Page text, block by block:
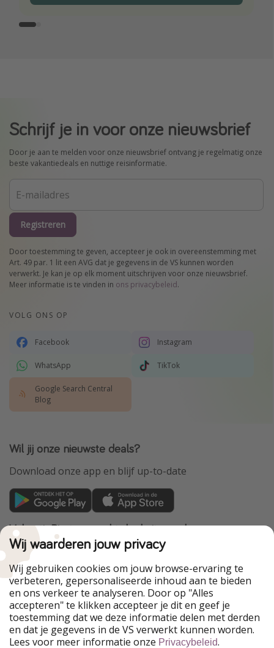
Schrijf je in voor onze nieuwsbrief
Door je aan te melden voor onze nieuwsbrief ontvang je regelmatig onze
beste vakantiedeals en nuttige reisinformatie.
Registreren
Door toestemming te geven, accepteer je ook in overeenstemming met
Art. 49 par. 1 lit een AVG dat je gegevens in de VS kunnen worden
verwerkt. Je kan je op elk moment uitschrijven voor onze nieuwsbrief.
Meer informatie is te vinden in ons privacybeleid.
VOLG ONS OP
Facebook Instagram
WhatsApp TikTok
Google Search Central
Blog
Wil jij onze nieuwste deals?
Download onze app en blijf up-to-date
VakantiePiraten maakt deel uit van de
HolidayPirates Group
Onze markten
PiratinViaggio
HolidayPirates
WakacyjniPiraci
VoyagesPirates
Ferienpiraten
Urlaubspiraten
Urlaubspiraten
ViajerosPiratas
TravelPirates
Wij waarderen jouw privacy
Wij gebruiken cookies om jouw browse-ervaring te
verbeteren, gepersonaliseerde inhoud aan te bieden
en ons verkeer te analyseren. Door op "Alles
accepteren" te klikken accepteer je dit en geef je
toestemming dat we deze informatie delen met derden
en dat je gegevens in de VS verwerkt kunnen worden.
Lees voor meer informatie onze Privacybeleid.